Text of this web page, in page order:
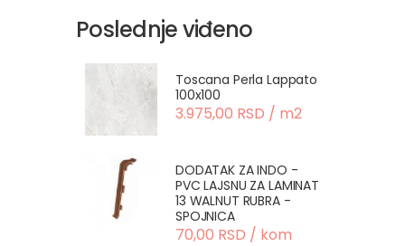
Poslednje viđeno
Toscana Perla Lappato
100x100
3.975,00 RSD / m2
DODATAK ZA INDO -
PVC LAJSNU ZA LAMINAT
13 WALNUT RUBRA -
SPOJNICA
70,00 RSD / kom